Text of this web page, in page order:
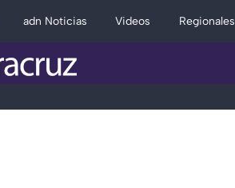
adn Noticias Videos Regionales